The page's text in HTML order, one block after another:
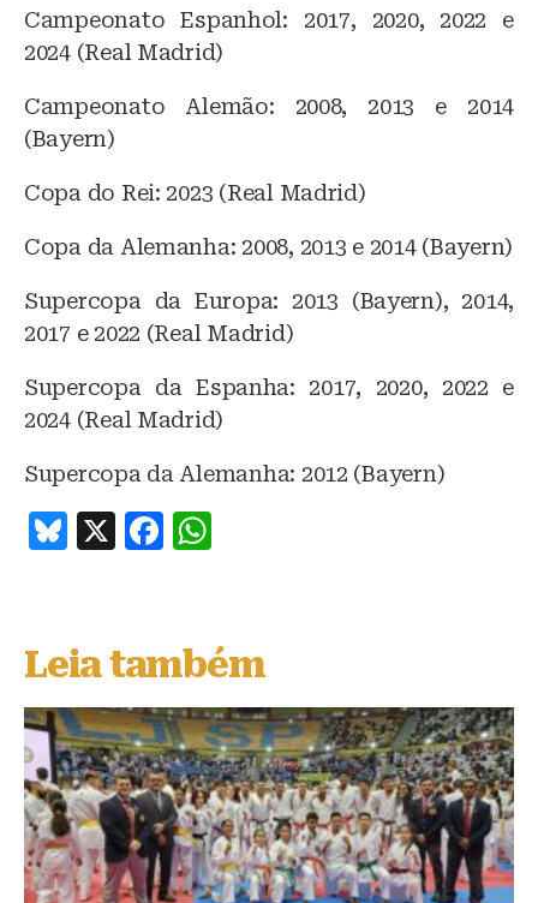
Campeonato Espanhol: 2017, 2020, 2022 e
2024 (Real Madrid)
Campeonato Alemão: 2008, 2013 e 2014
(Bayern)
Copa do Rei: 2023 (Real Madrid)
Copa da Alemanha: 2008, 2013 e 2014 (Bayern)
Supercopa da Europa: 2013 (Bayern), 2014,
2017 e 2022 (Real Madrid)
Supercopa da Espanha: 2017, 2020, 2022 e
2024 (Real Madrid)
Supercopa da Alemanha: 2012 (Bayern)
B
s
k
y
X
F
e
b
o
o
k
s
A
p
p
Leia também